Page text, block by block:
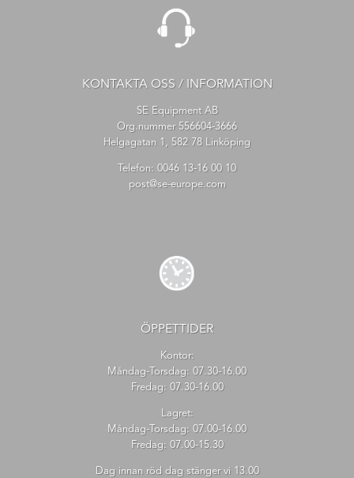
KONTAKTA OSS / INFORMATION
SE Equipment AB
Org.nummer 556604-3666
Helgagatan 1, 582 78 Linköping
Telefon: 0046 13-16 00 10
post@se-europe.com
ÖPPETTIDER
Kontor:
Måndag-Torsdag: 07.30-16.00
Fredag: 07.30-16.00
Lagret:
Måndag-Torsdag: 07.00-16.00
Fredag: 07.00-15.30
Dag innan röd dag stänger vi 13.00